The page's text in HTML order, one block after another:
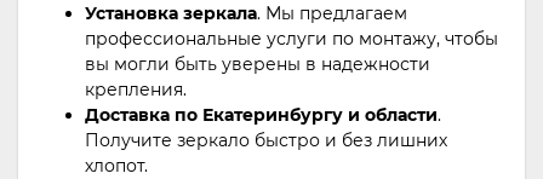
Установка зеркала. Мы предлагаем
профессиональные услуги по монтажу, чтобы
вы могли быть уверены в надежности
крепления.
Доставка по Екатеринбургу и области.
Получите зеркало быстро и без лишних
хлопот.